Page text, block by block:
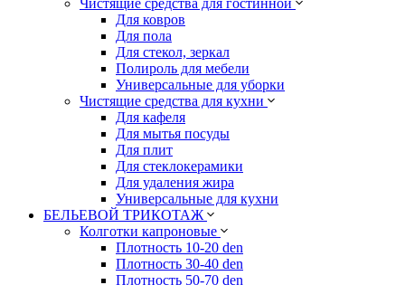
Чистящие средства для гостинной
Для ковров
Для пола
Для стекол, зеркал
Полироль для мебели
Универсальные для уборки
Чистящие средства для кухни
Для кафеля
Для мытья посуды
Для плит
Для стеклокерамики
Для удаления жира
Универсальные для кухни
БЕЛЬЕВОЙ ТРИКОТАЖ
Колготки капроновые
Плотность 10-20 den
Плотность 30-40 den
Плотность 50-70 den